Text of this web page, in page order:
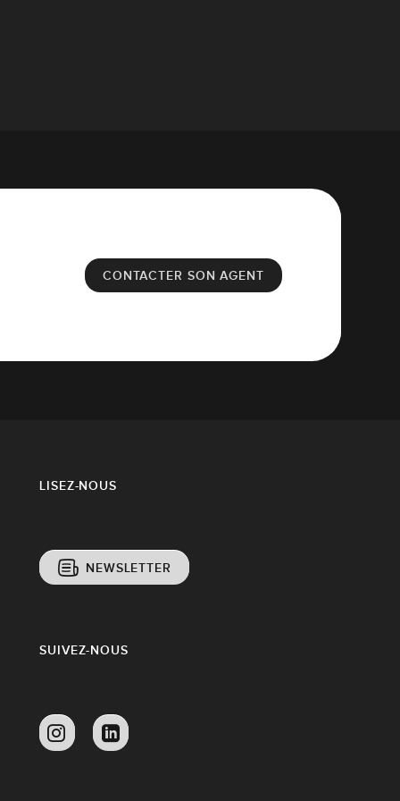
CONTACTER SON AGENT
LISEZ-NOUS
NEWSLETTER
SUIVEZ-NOUS